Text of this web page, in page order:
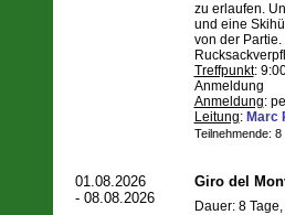
zu erlaufen.
und eine
von der Partie.
Treffpunkt:
Anmeldung
Anmeldung:
Leitung: Marc
Teilnehmende:
01.08.2026
- 08.08.2026
Giro del
Dauer: 8